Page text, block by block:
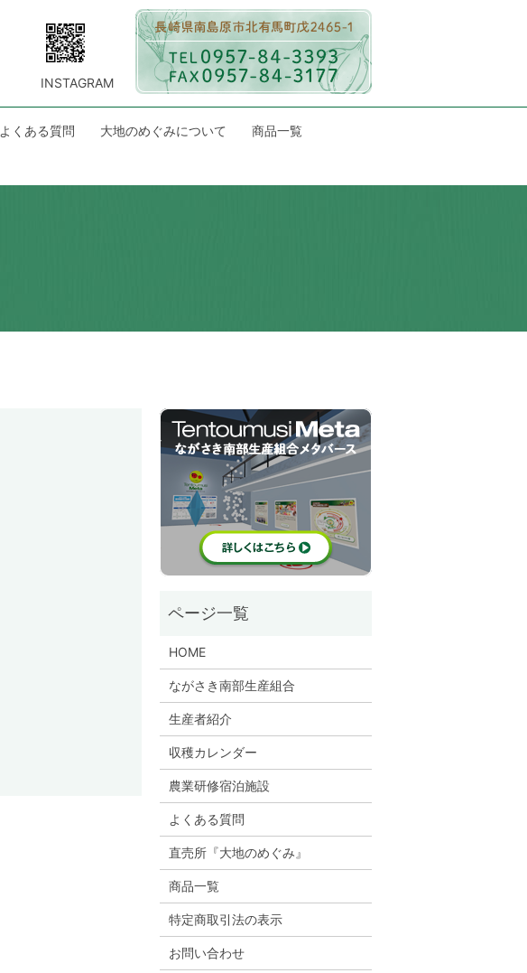
よくある質問 大地のめぐみについて
商品一覧
INSTAGRAM
HOME
ながさき南部生産組合
生産者紹介
収穫カレンダー
農業研修宿泊施設
よくある質問
直売所『大地のめぐみ』
商品一覧
特定商取引法の表示
お問い合わせ